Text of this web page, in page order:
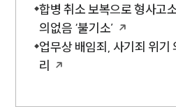
합병 취소 보복으로 형사고
의없음 ‘불기소’
업무상 배임죄, 사기죄 위기
리